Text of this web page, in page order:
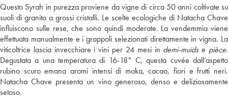
Questo Syrah in purezza proviene da vigne di circa 50 anni coltivate su
suoli di granito a grossi cristalli. Le scelte ecologiche di Natacha Chave
influiscono sulle rese, che sono quindi moderate. La vendemmia viene
effettuata manualmente e i grappoli selezionati direttamente in vigna. La
viticoltrice lascia invecchiare i vini per 24 mesi in demi-muids e pièce.
Degustata a una temperatura di 16-18° C, questa cuvée dall’aspetto
rubino scuro emana aromi intensi di moka, cacao, fiori e frutti neri.
Natacha Chave presenta un vino generoso, denso e deliziosamente
setoso.